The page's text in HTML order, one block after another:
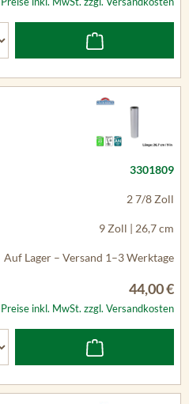
3301809
2 7/8 Zoll
9 Zoll | 26,7 cm
Auf Lager – Versand 1–3 Werktage
44,00 €
Preise inkl. MwSt. zzgl. Versandkosten